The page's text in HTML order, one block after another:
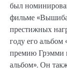
был
фильме
престижных
году его
премию Грэмми
альбом». Он